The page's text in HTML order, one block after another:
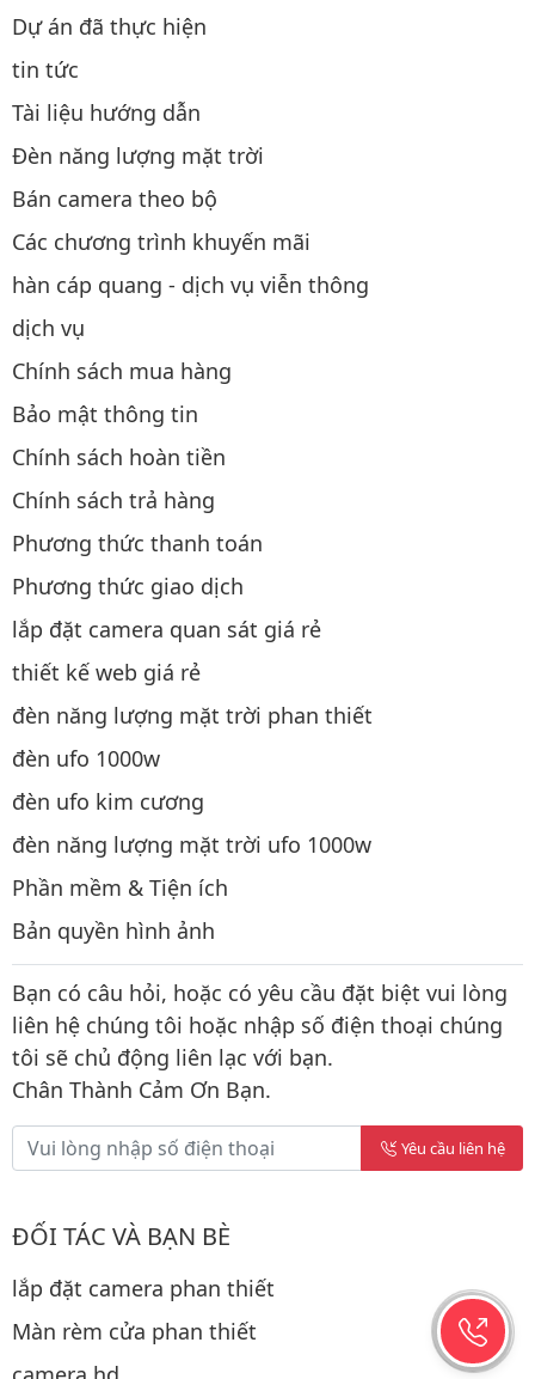
Dự án đã thực hiện
tin tức
Tài liệu hướng dẫn
Đèn năng lượng mặt trời
Bán camera theo bộ
Các chương trình khuyến mãi
hàn cáp quang - dịch vụ viễn thông
dịch vụ
Chính sách mua hàng
Bảo mật thông tin
Chính sách hoàn tiền
Chính sách trả hàng
Phương thức thanh toán
Phương thức giao dịch
lắp đặt camera quan sát giá rẻ
thiết kế web giá rẻ
đèn năng lượng mặt trời phan thiết
đèn ufo 1000w
đèn ufo kim cương
đèn năng lượng mặt trời ufo 1000w
Phần mềm & Tiện ích
Bản quyền hình ảnh
Bạn có câu hỏi, hoặc có yêu cầu đặt biệt vui lòng
liên hệ chúng tôi hoặc nhập số điện thoại chúng
tôi sẽ chủ động liên lạc với bạn.
Chân Thành Cảm Ơn Bạn.
Yêu cầu liên hệ
ĐỐI TÁC VÀ BẠN BÈ
lắp đặt camera phan thiết
Màn rèm cửa phan thiết